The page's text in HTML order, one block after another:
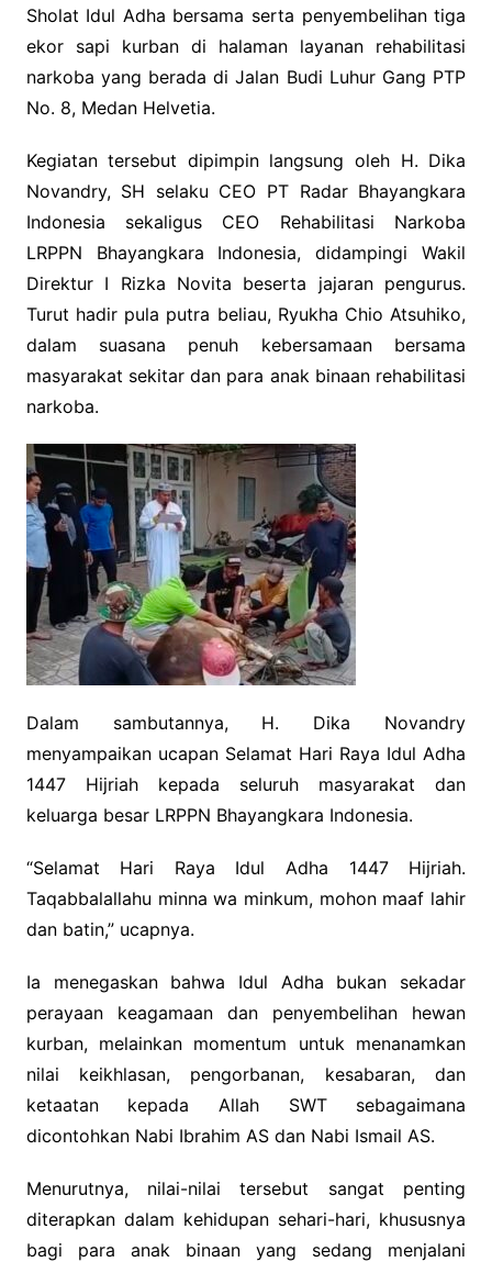
o
k
p
Sholat Idul Adha bersama serta penyembelihan tiga
ekor sapi kurban di halaman layanan rehabilitasi
narkoba yang berada di Jalan Budi Luhur Gang PTP
No. 8, Medan Helvetia.
Kegiatan tersebut dipimpin langsung oleh H. Dika
Novandry, SH selaku CEO PT Radar Bhayangkara
Indonesia sekaligus CEO Rehabilitasi Narkoba
LRPPN Bhayangkara Indonesia, didampingi Wakil
Direktur I Rizka Novita beserta jajaran pengurus.
Turut hadir pula putra beliau, Ryukha Chio Atsuhiko,
dalam suasana penuh kebersamaan bersama
masyarakat sekitar dan para anak binaan rehabilitasi
narkoba.
Dalam sambutannya, H. Dika Novandry
menyampaikan ucapan Selamat Hari Raya Idul Adha
1447 Hijriah kepada seluruh masyarakat dan
keluarga besar LRPPN Bhayangkara Indonesia.
“Selamat Hari Raya Idul Adha 1447 Hijriah.
Taqabbalallahu minna wa minkum, mohon maaf lahir
dan batin,” ucapnya.
Ia menegaskan bahwa Idul Adha bukan sekadar
perayaan keagamaan dan penyembelihan hewan
kurban, melainkan momentum untuk menanamkan
nilai keikhlasan, pengorbanan, kesabaran, dan
ketaatan kepada Allah SWT sebagaimana
dicontohkan Nabi Ibrahim AS dan Nabi Ismail AS.
Menurutnya, nilai-nilai tersebut sangat penting
diterapkan dalam kehidupan sehari-hari, khususnya
bagi para anak binaan yang sedang menjalani